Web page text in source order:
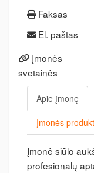
Faksas
El. paštas
Įmonės
svetainės
Apie įmonę
Įmonės
Įmonė siūlo
profesionalų